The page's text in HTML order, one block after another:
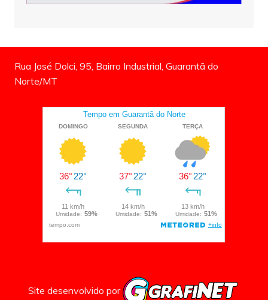
Rua José Dolci, 95, Bairro Industrial, Guarantã do
Norte/MT
Site desenvolvido por